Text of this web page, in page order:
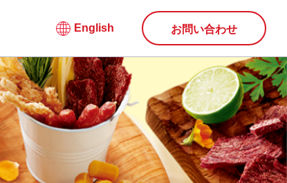
English お問い合わせ